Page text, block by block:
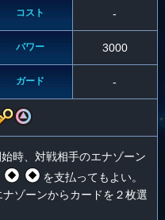
コスト -
パワー 3000
ガード -
時、対戦相手のエナゾーン
を支払ってもよい。
ゾーンからカードを２枚選